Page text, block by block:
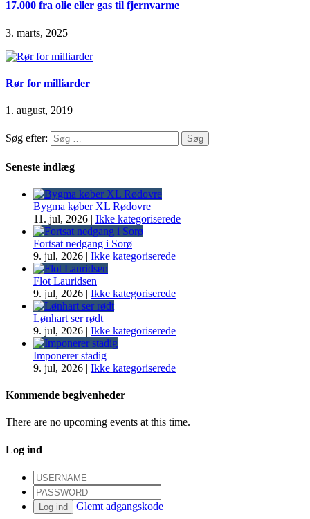
17.000 fra olie eller gas til fjernvarme
3. marts, 2025
Rør for milliarder
1. august, 2019
Søg efter:
Seneste indlæg
Bygma køber XL Rødovre
11. jul, 2026 | Ikke kategoriserede
Fortsat nedgang i Sorø
9. jul, 2026 | Ikke kategoriserede
Flot Lauridsen
9. jul, 2026 | Ikke kategoriserede
Lønhart ser rødt
9. jul, 2026 | Ikke kategoriserede
Imponerer stadig
9. jul, 2026 | Ikke kategoriserede
Kommende begivenheder
There are no upcoming events at this time.
Log ind
Log ind Glemt adgangskode